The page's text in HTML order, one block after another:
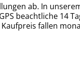
ab. In
beachtliche 14
fallen